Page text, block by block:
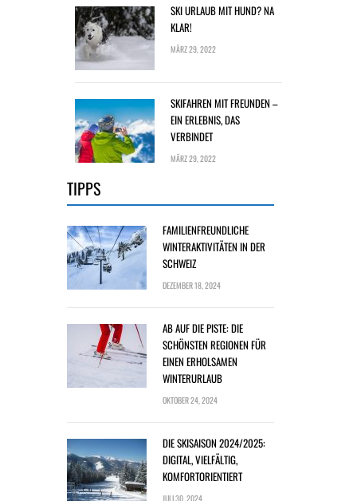
SKI URLAUB MIT HUND? NA
KLAR!
MÄRZ 29, 2022
SKIFAHREN MIT FREUNDEN –
EIN ERLEBNIS, DAS
VERBINDET
MÄRZ 29, 2022
TIPPS
FAMILIENFREUNDLICHE
WINTERAKTIVITÄTEN IN DER
SCHWEIZ
DEZEMBER 18, 2024
AB AUF DIE PISTE: DIE
SCHÖNSTEN REGIONEN FÜR
EINEN ERHOLSAMEN
WINTERURLAUB
OKTOBER 24, 2024
DIE SKISAISON 2024/2025:
DIGITAL, VIELFÄLTIG,
KOMFORTORIENTIERT
JULI 30, 2024